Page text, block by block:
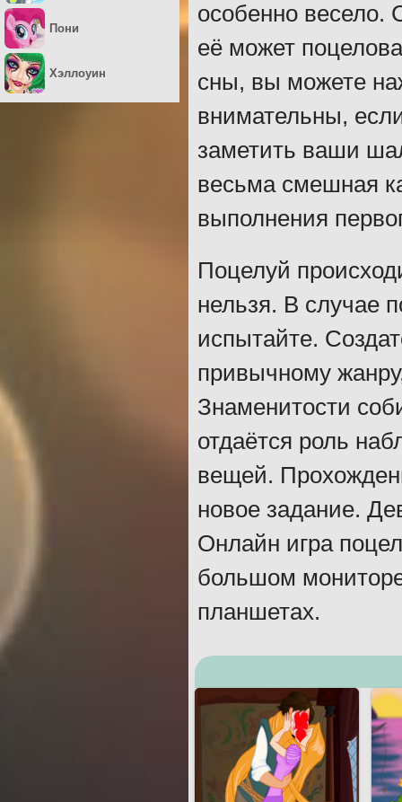
особенно весело.
её может
сны, вы можете
внимательны,
заметить ваши
весьма смешная
выполнения
Поцелуй
нельзя. В случае
испытайте.
привычному
Знаменитости
отдаётся роль
вещей.
новое задание.
Онлайн игра
большом
планшетах.
Пони
Хэллоуин